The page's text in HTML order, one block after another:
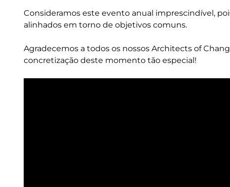
Consideramos este evento anual imprescindível,
alinhados em torno de objetivos comuns.
Agradecemos a todos os nossos Architects of
concretização deste momento tão especial!